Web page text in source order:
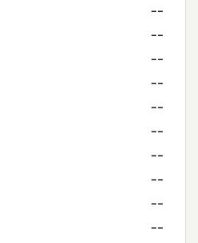
--
--
--
--
--
--
--
--
--
--